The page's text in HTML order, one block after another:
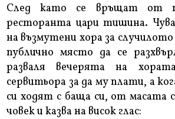
След като се връщат от
ресторанта цари тишина.
на възмутени хора за
публично място да се
разваля вечерята на
сервитьора за да му плати, а
си ходят с баща си, от масата
човек и казва на висок глас: